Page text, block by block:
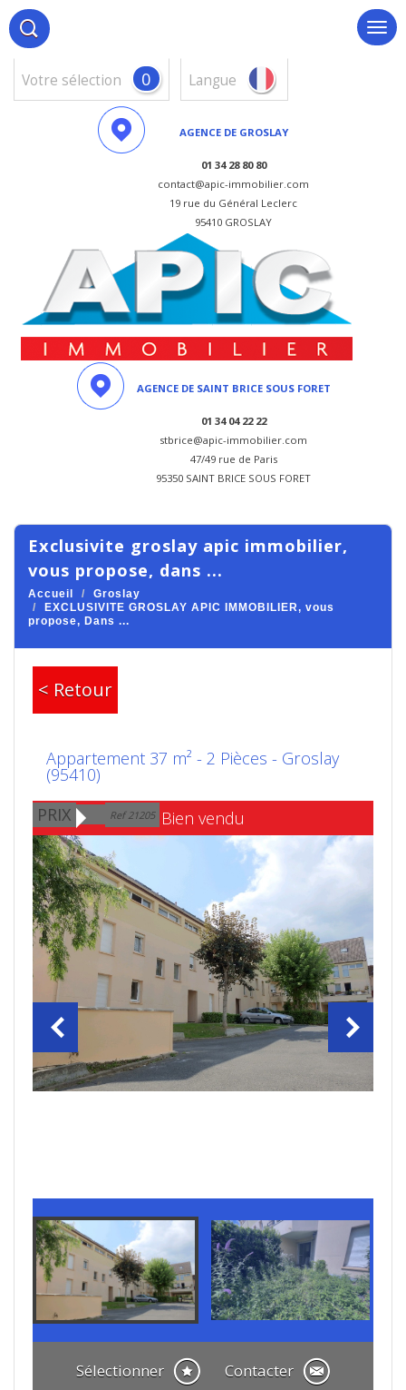
votre sélection 0 Langue
AGENCE DE GROSLAY
01 34 28 80 80
contact@apic-immobilier.com
19 rue du Général Leclerc
95410 GROSLAY
AGENCE DE SAINT BRICE SOUS FORET
01 34 04 22 22
stbrice@apic-immobilier.com
47/49 rue de Paris
95350 SAINT BRICE SOUS FORET
exclusivite groslay apic immobilier,
vous propose, dans ...
Accueil
Groslay
EXCLUSIVITE GROSLAY APIC IMMOBILIER, vous
propose, Dans ...
< Retour
Appartement 37 m² - 2 Pièces - Groslay
(95410)
PRIX
Ref 21205 Bien vendu
Sélectionner Contacter